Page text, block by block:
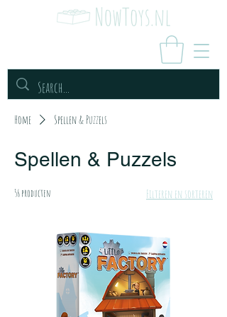
Home Spellen & Puzzels
Spellen & Puzzels
56 producten Filteren en sorteren